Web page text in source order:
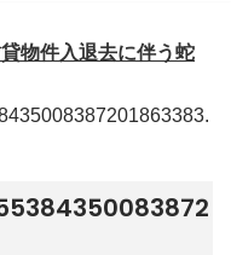
物件入退去に伴う蛇